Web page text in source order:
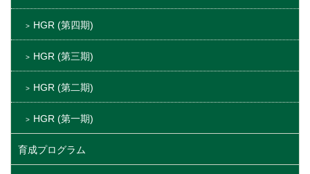
HGR (第四期)
HGR (第三期)
HGR (第二期)
HGR (第一期)
育成プログラム